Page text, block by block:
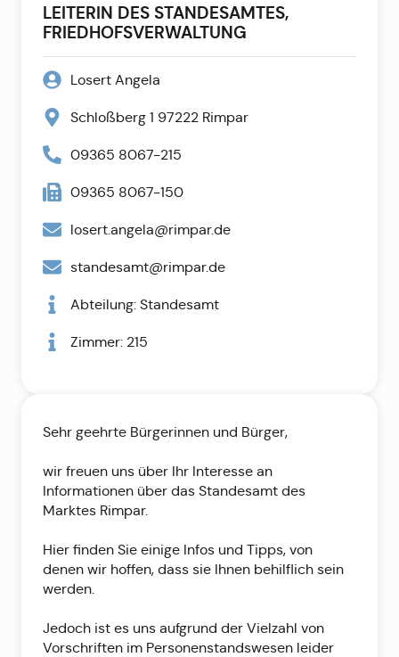
LEITERIN DES STANDESAMTES,
FRIEDHOFSVERWALTUNG
Losert Angela
Schloßberg 1 97222 Rimpar
09365 8067-215
09365 8067-150
losert.angela@rimpar.de
standesamt@rimpar.de
Abteilung: Standesamt
Zimmer: 215
Sehr geehrte Bürgerinnen und Bürger,
wir freuen uns über Ihr Interesse an
Informationen über das Standesamt des
Marktes Rimpar.
Hier finden Sie einige Infos und Tipps, von
denen wir hoffen, dass sie Ihnen behilflich sein
werden.
Jedoch ist es uns aufgrund der Vielzahl von
Vorschriften im Personenstandswesen leider